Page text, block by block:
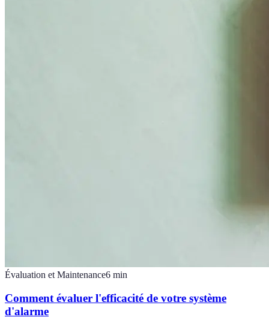
Évaluation et Maintenance6 min
Comment évaluer l'efficacité de votre système
d'alarme